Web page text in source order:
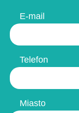
E-mail
Telefon
Miasto